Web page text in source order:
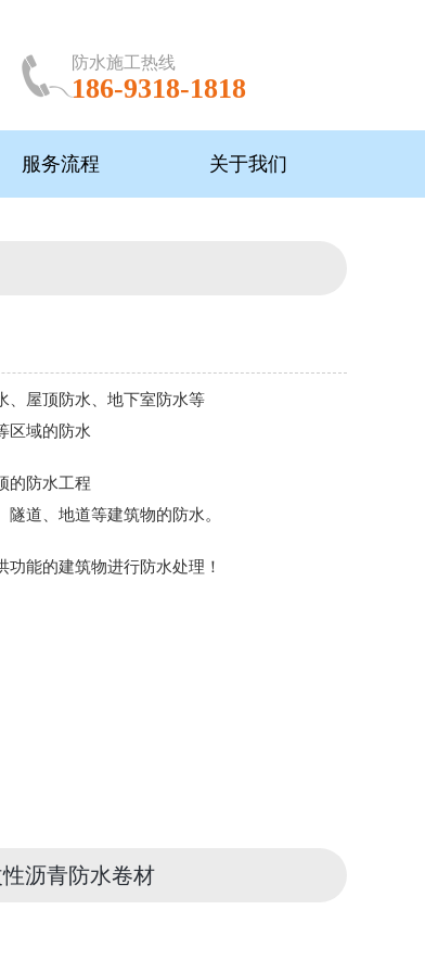
防水施工热线
186-9318-1818
服务流程 关于我们
、屋顶防水、地下室防水等
区域的防水
的防水工程
道、地道等建筑物的防水。
功能的建筑物进行防水处理！
沥青防水卷材